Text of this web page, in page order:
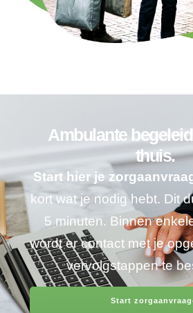
Ambulante
thuis.
Start hier je
kort wat je nodig hebt. Dit
5 minuten. Binnen
wordt er contact met je
vervolgstappen te
Start zorgaanvraag